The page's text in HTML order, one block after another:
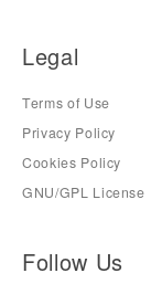
Legal
Terms of Use
Privacy Policy
Cookies Policy
GNU/GPL License
Follow Us